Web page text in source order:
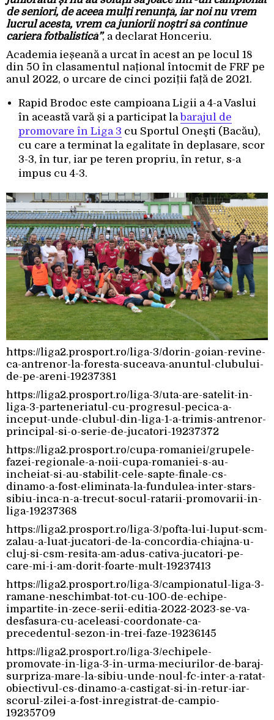
de seniori, de aceea mulți renunță, iar noi nu vrem
lucrul acesta, vrem ca juniorii noștri să continue
cariera fotbalistică”, a declarat Honceriu.
Academia ieșeană a urcat în acest an pe locul 18
din 50 în clasamentul național întocmit de FRF pe
anul 2022, o urcare de cinci poziții față de 2021.
Rapid Brodoc este campioana Ligii a 4-a Vaslui
în această vară și a participat la barajul de
promovare în Liga 3 cu Sportul Oneşti (Bacău),
cu care a terminat la egalitate în deplasare, scor
3-3, în tur, iar pe teren propriu, în retur, s-a
impus cu 4-3.
https://liga2.prosport.ro/liga-3/dorin-goian-revine-
ca-antrenor-la-foresta-suceava-anuntul-clubului-
de-pe-areni-19237381
https://liga2.prosport.ro/liga-3/uta-are-satelit-in-
liga-3-parteneriatul-cu-progresul-pecica-a-
inceput-unde-clubul-din-liga-1-a-trimis-antrenor-
principal-si-o-serie-de-jucatori-19237372
https://liga2.prosport.ro/cupa-romaniei/grupele-
fazei-regionale-a-noii-cupa-romaniei-s-au-
incheiat-si-au-stabilit-cele-sapte-finale-cs-
dinamo-a-fost-eliminata-la-fundulea-inter-stars-
sibiu-inca-n-a-trecut-socul-ratarii-promovarii-in-
liga-19237368
https://liga2.prosport.ro/liga-3/pofta-lui-luput-scm-
zalau-a-luat-jucatori-de-la-concordia-chiajna-u-
cluj-si-csm-resita-am-adus-cativa-jucatori-pe-
care-mi-i-am-dorit-foarte-mult-19237413
https://liga2.prosport.ro/liga-3/campionatul-liga-3-
ramane-neschimbat-tot-cu-100-de-echipe-
impartite-in-zece-serii-editia-2022-2023-se-va-
desfasura-cu-aceleasi-coordonate-ca-
precedentul-sezon-in-trei-faze-19236145
https://liga2.prosport.ro/liga-3/echipele-
promovate-in-liga-3-in-urma-meciurilor-de-baraj-
surpriza-mare-la-sibiu-unde-noul-fc-inter-a-ratat-
obiectivul-cs-dinamo-a-castigat-si-in-retur-iar-
scorul-zilei-a-fost-inregistrat-de-campio-
19235709